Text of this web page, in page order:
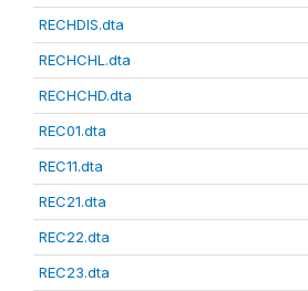
RECHDIS.dta
RECHCHL.dta
RECHCHD.dta
REC01.dta
REC11.dta
REC21.dta
REC22.dta
REC23.dta